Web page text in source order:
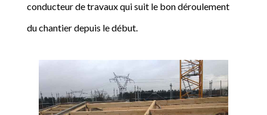
conducteur de travaux qui suit le bon déroulement
du chantier depuis le début.